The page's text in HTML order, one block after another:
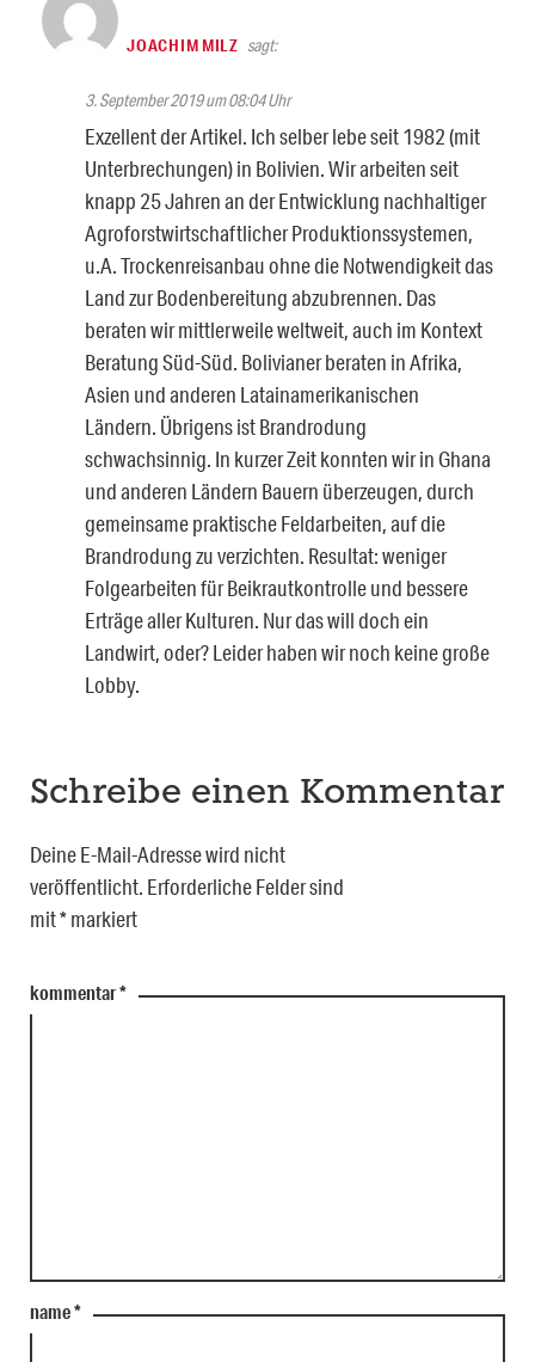
JOACHIM MILZ sagt:
3. September 2019 um 08:04 Uhr
Exzellent der Artikel. Ich selber lebe seit 1982 (mit
Unterbrechungen) in Bolivien. Wir arbeiten seit
knapp 25 Jahren an der Entwicklung nachhaltiger
Agroforstwirtschaftlicher Produktionssystemen,
u.A. Trockenreisanbau ohne die Notwendigkeit das
Land zur Bodenbereitung abzubrennen. Das
beraten wir mittlerweile weltweit, auch im Kontext
Beratung Süd-Süd. Bolivianer beraten in Afrika,
Asien und anderen Latainamerikanischen
Ländern. Übrigens ist Brandrodung
schwachsinnig. In kurzer Zeit konnten wir in Ghana
und anderen Ländern Bauern überzeugen, durch
gemeinsame praktische Feldarbeiten, auf die
Brandrodung zu verzichten. Resultat: weniger
Folgearbeiten für Beikrautkontrolle und bessere
Erträge aller Kulturen. Nur das will doch ein
Landwirt, oder? Leider haben wir noch keine große
Lobby.
Schreibe einen Kommentar
Deine E-Mail-Adresse wird nicht
veröffentlicht. Erforderliche Felder sind
mit*markiert
kommentar*
name*